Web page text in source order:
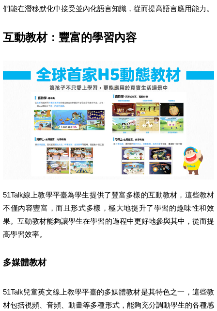
們能在潛移默化中接受並內化語言知識，從而提高語言應用能力。
互動教材：豐富的學習內容
51Talk線上教學平臺為學生提供了豐富多樣的互動教材，這些教材
不僅內容豐富，而且形式多樣，極大地提升了學習的趣味性和效
果。互動教材能夠讓學生在學習的過程中更好地參與其中，從而提
高學習效率。
多媒體教材
51Talk兒童英文線上教學平臺的多媒體教材是其特色之一，這些教
材包括視頻、音頻、動畫等多種形式，能夠充分調動學生的各種感